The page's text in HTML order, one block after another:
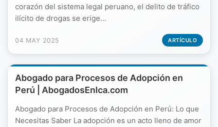
corazón del sistema legal peruano, el delito de tráfico
ilícito de drogas se erige...
04 MAY 2025 ARTÍCULO
Abogado para Procesos de Adopción en
Perú | AbogadosEnIca.com
Abogado para Procesos de Adopción en Perú: Lo que
Necesitas Saber La adopción es un acto lleno de amor